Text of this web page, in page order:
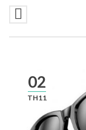
02
TH11